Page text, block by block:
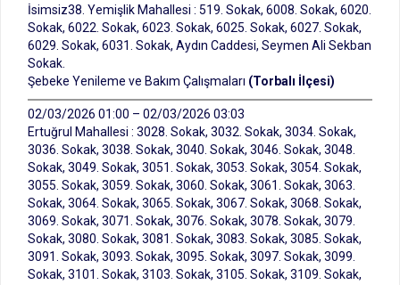
İsimsiz38. Yemişlik Mahallesi : 519. Sokak, 6008. Sokak, 6020.
Sokak, 6022. Sokak, 6023. Sokak, 6025. Sokak, 6027. Sokak,
6029. Sokak, 6031. Sokak, Aydın Caddesi, Seymen Ali Sekban
Sokak.
Şebeke Yenileme ve Bakım Çalışmaları (Torbalı İlçesi)
02/03/2026 01:00 – 02/03/2026 03:03
Ertuğrul Mahallesi : 3028. Sokak, 3032. Sokak, 3034. Sokak,
3036. Sokak, 3038. Sokak, 3040. Sokak, 3046. Sokak, 3048.
Sokak, 3049. Sokak, 3051. Sokak, 3053. Sokak, 3054. Sokak,
3055. Sokak, 3059. Sokak, 3060. Sokak, 3061. Sokak, 3063.
Sokak, 3064. Sokak, 3065. Sokak, 3067. Sokak, 3068. Sokak,
3069. Sokak, 3071. Sokak, 3076. Sokak, 3078. Sokak, 3079.
Sokak, 3080. Sokak, 3081. Sokak, 3083. Sokak, 3085. Sokak,
3091. Sokak, 3093. Sokak, 3095. Sokak, 3097. Sokak, 3099.
Sokak, 3101. Sokak, 3103. Sokak, 3105. Sokak, 3109. Sokak,